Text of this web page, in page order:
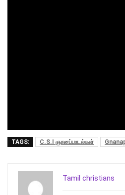
TAGS: C.S.I ஞானப்பாடல்கள்
Tamil christians